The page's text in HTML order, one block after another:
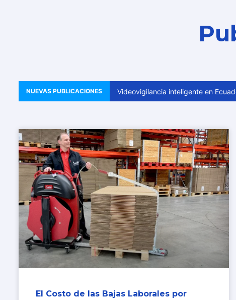
NUEVAS PUBLICACIONES
de 2025 Videovigilancia inteligente en
El Costo de las Bajas Laborales por